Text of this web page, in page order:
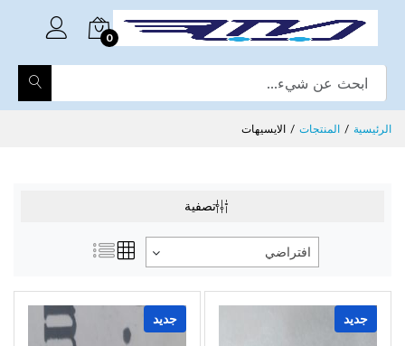
0
الرئيسية المنتجات الايسيهات
تصفية
افتراضي
جديد جديد